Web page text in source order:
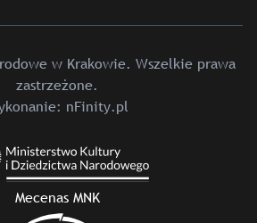
w Krakowie. Wszelkie prawa
zastrzeżone.
nFinity.pl
Mecenas MNK